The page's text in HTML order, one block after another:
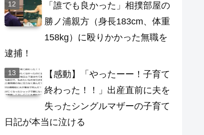
「誰でも良かった」相撲部屋の
勝ノ浦親方（身長183cm、体重
158kg）に殴りかかった無職を
逮捕！
【感動】「やったーー！子育て
終わった！！」出産直前に夫を
失ったシングルマザーの子育て
日記が本当に泣ける